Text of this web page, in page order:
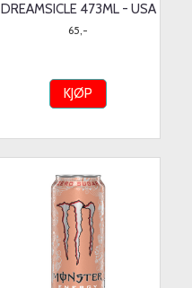
DREAMSICLE 473ML - USA
65,-
KJØP